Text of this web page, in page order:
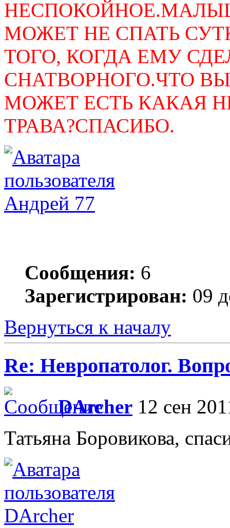
МОЖЕТ НЕ СПАТЬ
ТОГО, КОГДА ЕМУ
СНАТВОРНОГО.ЧТО
МОЖЕТ ЕСТЬ КАКАЯ
ТРАВА?СПАСИБО.
Андрей 77
Сообщения: 6
Зарегистрирован: 09
Вернуться к началу
Re: Невропатолог.
DArcher 12 сен
Татьяна Боровикова,
DArcher